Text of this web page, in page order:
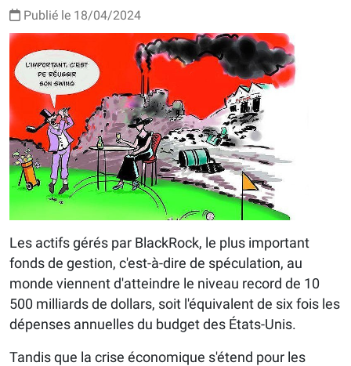
Publié le 18/04/2024
Les actifs gérés par BlackRock, le plus important
fonds de gestion, c'est-à-dire de spéculation, au
monde viennent d'atteindre le niveau record de 10
500 milliards de dollars, soit l'équivalent de six fois les
dépenses annuelles du budget des États-Unis.
Tandis que la crise économique s'étend pour les